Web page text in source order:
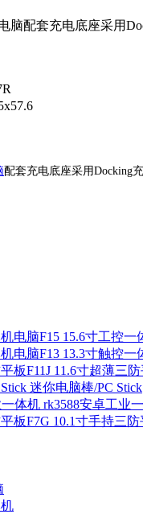
脑配套充电底座采用
配套充电底座采用Docking
15.6寸工控一
13.3寸触控一
11.6寸超薄三防
迷你电脑棒/PC Stick
rk3588安卓工业
10.1寸手持三防